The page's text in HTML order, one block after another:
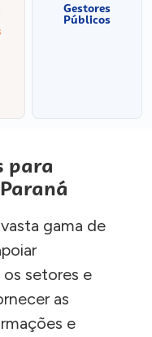
Gestores
Públicos
para
gama de
setores e
as
e